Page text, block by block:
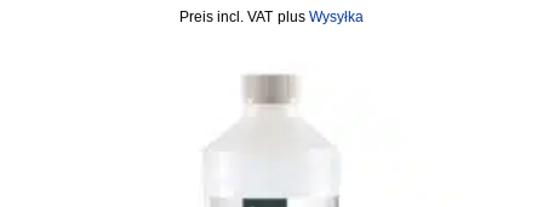
incl. VAT plus Wysyłka